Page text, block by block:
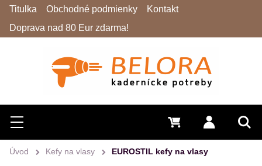
Hľadať
Menu Prihlásiť
0 €
Titulka Obchodné podmienky
Kontakt
Doprava nad 80 Eur zdarma!
Úvod Kefy na vlasy EUROSTIL kefy na vlasy